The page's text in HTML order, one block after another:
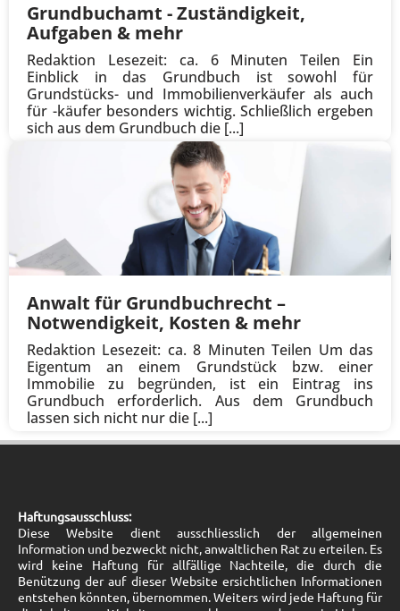
Grundbuchamt - Zuständigkeit,
Aufgaben & mehr
Redaktion Lesezeit: ca. 6 Minuten Teilen Ein
Einblick in das Grundbuch ist sowohl für
Grundstücks- und Immobilienverkäufer als auch
für -käufer besonders wichtig. Schließlich ergeben
sich aus dem Grundbuch die [...]
Anwalt für Grundbuchrecht –
Notwendigkeit, Kosten & mehr
Redaktion Lesezeit: ca. 8 Minuten Teilen Um das
Eigentum an einem Grundstück bzw. einer
Immobilie zu begründen, ist ein Eintrag ins
Grundbuch erforderlich. Aus dem Grundbuch
lassen sich nicht nur die [...]
Haftungsausschluss:
Diese Website dient ausschliesslich der allgemeinen
Information und bezweckt nicht, anwaltlichen Rat zu erteilen. Es
wird keine Haftung für allfällige Nachteile, die durch die
Benützung der auf dieser Website ersichtlichen Informationen
entstehen könnten, übernommen. Weiters wird jede Haftung für